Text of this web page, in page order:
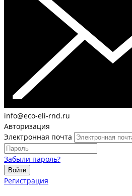
info@eco-eli-rnd.ru
Авторизация
Электронная почта
Забыли пароль?
Войти
Регистрация